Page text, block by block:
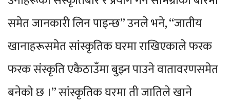
समेत जानकारी लिन पाइन्छ” उनले भने, “जातीय
खानाहरूसमेत सांस्कृतिक घरमा राखिएकाले फरक
फरक संस्कृति एकैठाउँमा बुझ्न पाउने वातावरणसमेत
बनेको छ ।” सांस्कृतिक घरमा ती जातिले खाने